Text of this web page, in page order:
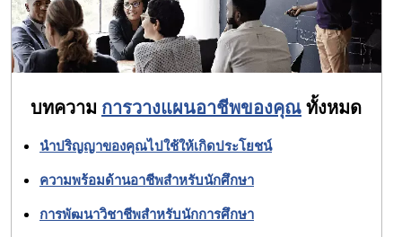
บทความ การวางแผนอาชีพของคุณทั้งหมด
นำปริญญาของคุณไปใช้ให้เกิดประโยชน์
ความพร้อมด้านอาชีพสำหรับนักศึกษา
การพัฒนาวิชาชีพสำหรับนักการศึกษา